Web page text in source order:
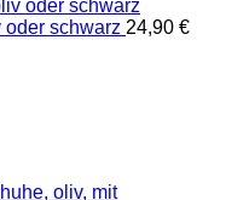
schwarz 24,90 €